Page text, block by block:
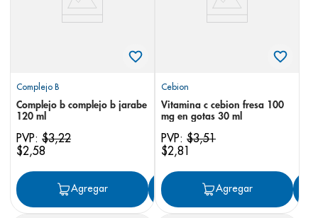
Complejo B
Complejo b complejo b jarabe
120 ml
PVP: $3,22
$2,58
Agregar Agregar
Cebion
Vitamina c cebion fresa 100
mg en gotas 30 ml
PVP: $3,51
$2,81
Agregar